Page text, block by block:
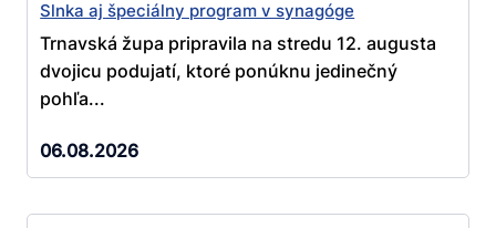
Slnka aj špeciálny program v synagóge
Trnavská župa pripravila na stredu 12. augusta
dvojicu podujatí, ktoré ponúknu jedinečný
pohľa...
06.08.2026